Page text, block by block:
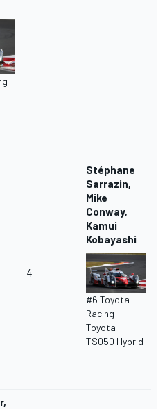
4
Stéphane
Sarrazin,
Mike
Conway,
Kamui
Kobayashi
#6 Toyota
Racing
Toyota
TS050 Hybrid